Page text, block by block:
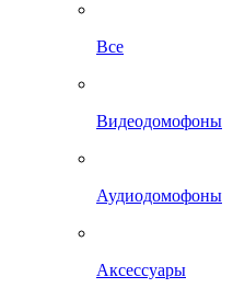
Все
Видеодомофоны
Аудиодомофоны
Аксессуары